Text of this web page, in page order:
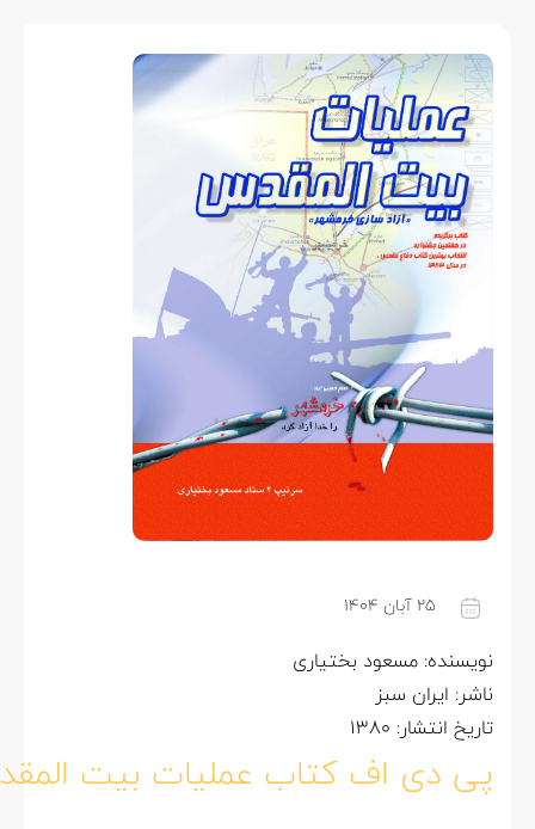
۲۵ آبان ۱۴۰۴
نویسنده: مسعود بختیاری
ناشر: ایران سبز
تاریخ انتشار: 1380
پی دی اف کتاب عملیات بیت المقدس